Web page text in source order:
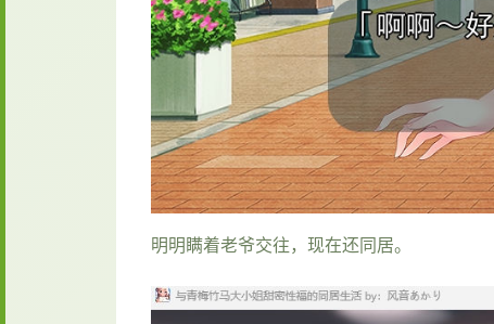
明明瞒着老爷交往，现在还同居。